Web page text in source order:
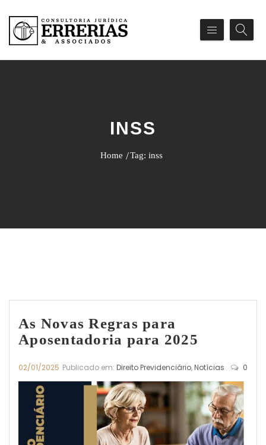
INSS
Home Tag: inss
As Novas Regras para
Aposentadoria para 2025
02/01/2025 Publicado em: Direito Previdenciário,Notícias 0